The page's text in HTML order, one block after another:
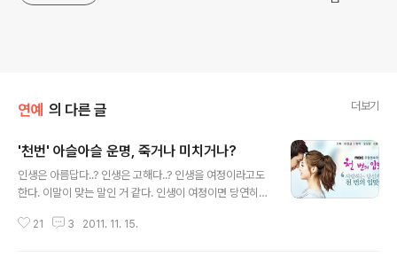
연예 의 다른 글 더보기
'천번' 아슬아슬 운명, 죽거나 미치거나?
인생은 아름답다..? 인생은 고해다..? 인생을 여정이라고도
한다. 이말이 맞는 말인 거 같다. 인생이 여정이면 당연히
풍우를 만나기도 할테니까... 자기 앞에 주어진 삶이 비록
21 3 2011. 11. 15.